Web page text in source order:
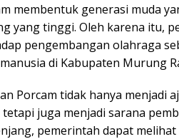
membentuk generasi muda
yang tinggi. Oleh karena itu,
pengembangan olahraga
di Kabupaten Murung
Porcam tidak hanya menjadi
juga menjadi sarana
pemerintah dapat